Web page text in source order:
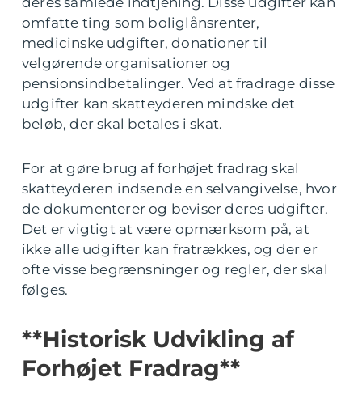
omfatte ting som boliglånsrenter,
medicinske udgifter, donationer til
velgørende organisationer og
pensionsindbetalinger. Ved at fradrage disse
udgifter kan skatteyderen mindske det
beløb, der skal betales i skat.
For at gøre brug af forhøjet fradrag skal
skatteyderen indsende en selvangivelse, hvor
de dokumenterer og beviser deres udgifter.
Det er vigtigt at være opmærksom på, at
ikke alle udgifter kan fratrækkes, og der er
ofte visse begrænsninger og regler, der skal
følges.
**Historisk Udvikling af
Forhøjet Fradrag**